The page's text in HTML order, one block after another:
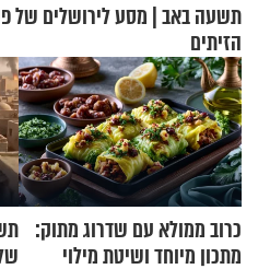
תשעה באב | מסע לירושלים של
הזיתים
כרוב ממולא עם שדרוג מתוק:
מתכון מיוחד ושיטת מילוי